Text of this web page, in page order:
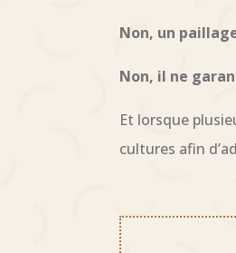
Non, un
Non, il ne
Et lorsque
cultures afin